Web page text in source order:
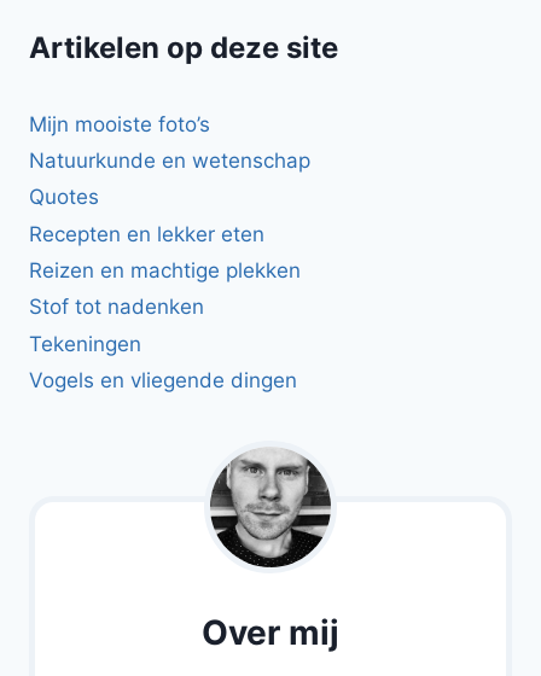
Artikelen op deze site
Mijn mooiste foto’s
Natuurkunde en wetenschap
Quotes
Recepten en lekker eten
Reizen en machtige plekken
Stof tot nadenken
Tekeningen
Vogels en vliegende dingen
Over mij